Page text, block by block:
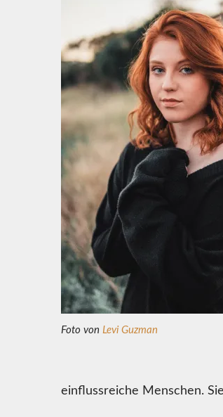
Foto von Levi Guzman
einflussreiche Menschen.